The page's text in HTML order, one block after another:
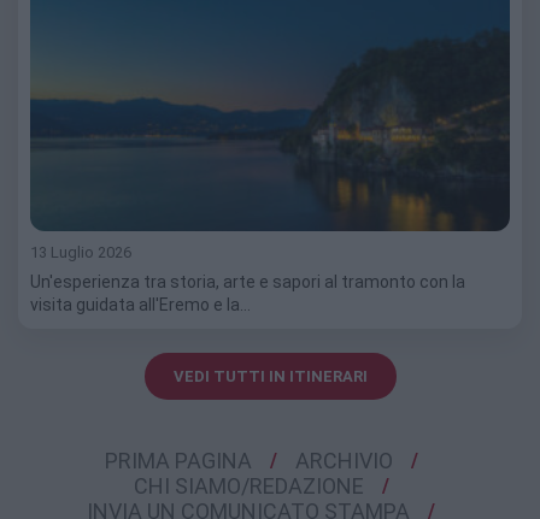
13 Luglio 2026
Un'esperienza tra storia, arte e sapori al tramonto con la
visita guidata all'Eremo e la…
VEDI TUTTI IN ITINERARI
PRIMA PAGINA
ARCHIVIO
CHI SIAMO/REDAZIONE
INVIA UN COMUNICATO STAMPA